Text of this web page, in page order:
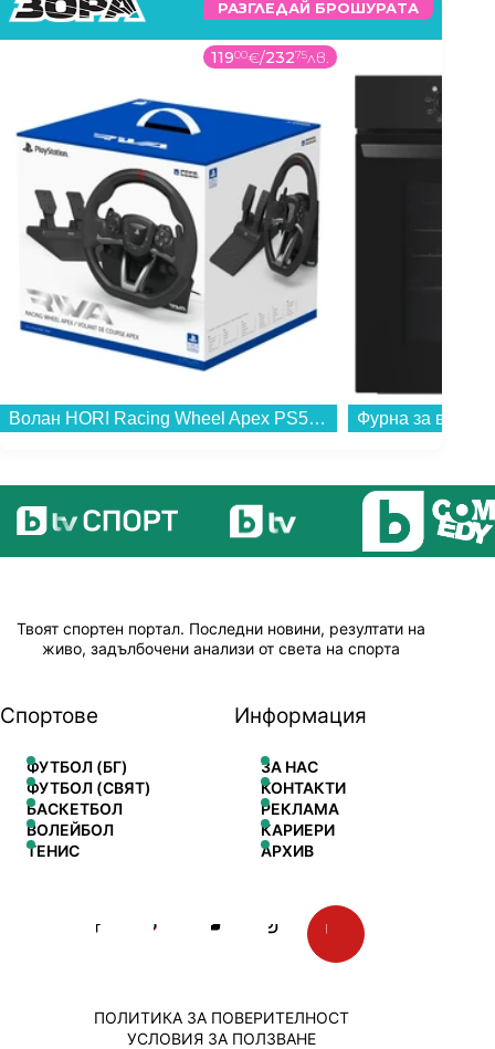
РАЗГЛЕДАЙ БРОШУРАТА
11900€/23275лв.
Волан HORI Racing Wheel Apex PS5 & PC...
Твоят спортен портал. Последни новини, резултати на
живо, задълбочени анализи от света на спорта
Спортове
ФУТБОЛ (БГ)
ФУТБОЛ (СВЯТ)
БАСКЕТБОЛ
ВОЛЕЙБОЛ
ТЕНИС
Информация
ЗА НАС
КОНТАКТИ
РЕКЛАМА
КАРИЕРИ
АРХИВ
ПОЛИТИКА ЗА ПОВЕРИТЕЛНОСТ
УСЛОВИЯ ЗА ПОЛЗВАНЕ